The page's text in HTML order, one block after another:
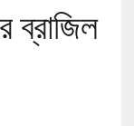
ব্রাজিল